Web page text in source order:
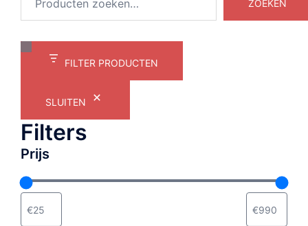
ZOEKEN
FILTER PRODUCTEN
SLUITEN
Filters
Prijs